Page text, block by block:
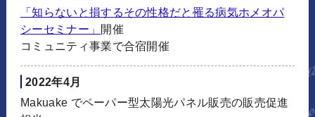
「知らないと損するその性格だと罹る病気ホメオパ
シーセミナー」 開催
コミュニティ事業で合宿開催
2022年4月
Makuake でペーパー型太陽光パネル販売の販売促進